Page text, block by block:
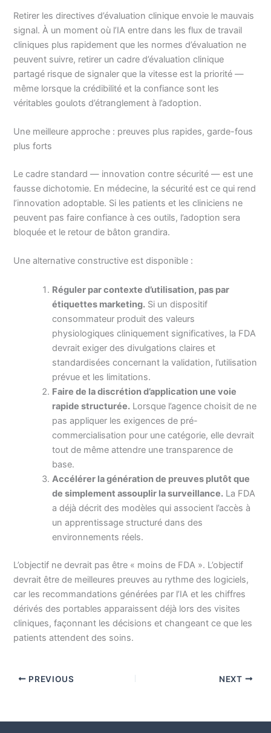
Retirer les directives d’évaluation clinique envoie le mauvais
signal. À un moment où l’IA entre dans les flux de travail
cliniques plus rapidement que les normes d’évaluation ne
peuvent suivre, retirer un cadre d’évaluation clinique
partagé risque de signaler que la vitesse est la priorité —
même lorsque la crédibilité et la confiance sont les
véritables goulots d’étranglement à l’adoption.
Une meilleure approche : preuves plus rapides, garde-fous
plus forts
Le cadre standard — innovation contre sécurité — est une
fausse dichotomie. En médecine, la sécurité est ce qui rend
l’innovation adoptable. Si les patients et les cliniciens ne
peuvent pas faire confiance à ces outils, l’adoption sera
bloquée et le retour de bâton grandira.
Une alternative constructive est disponible :
Réguler par contexte d’utilisation, pas par
étiquettes marketing. Si un dispositif
consommateur produit des valeurs
physiologiques cliniquement significatives, la FDA
devrait exiger des divulgations claires et
standardisées concernant la validation, l’utilisation
prévue et les limitations.
Faire de la discrétion d’application une voie
rapide structurée. Lorsque l’agence choisit de ne
pas appliquer les exigences de pré-
commercialisation pour une catégorie, elle devrait
tout de même attendre une transparence de
base.
Accélérer la génération de preuves plutôt que
de simplement assouplir la surveillance. La FDA
a déjà décrit des modèles qui associent l’accès à
un apprentissage structuré dans des
environnements réels.
L’objectif ne devrait pas être « moins de FDA ». L’objectif
devrait être de meilleures preuves au rythme des logiciels,
car les recommandations générées par l’IA et les chiffres
dérivés des portables apparaissent déjà lors des visites
cliniques, façonnant les décisions et changeant ce que les
patients attendent des soins.
PREVIOUS NEXT